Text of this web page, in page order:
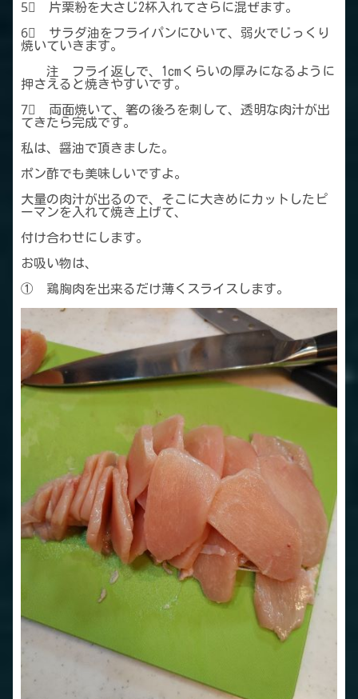
5⃣ 片栗粉を大さじ2杯入れてさらに混ぜます。
6⃣ サラダ油をフライパンにひいて、弱火でじっくり
焼いていきます。
注 フライ返しで、1cmくらいの厚みになるように
押さえると焼きやすいです。
7⃣ 両面焼いて、箸の後ろを刺して、透明な肉汁が出
てきたら完成です。
私は、醤油で頂きました。
ポン酢でも美味しいですよ。
大量の肉汁が出るので、そこに大きめにカットしたピ
ーマンを入れて焼き上げて、
付け合わせにします。
お吸い物は、
① 鶏胸肉を出来るだけ薄くスライスします。